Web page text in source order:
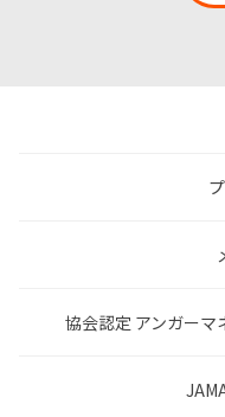
協会認定 アンガー